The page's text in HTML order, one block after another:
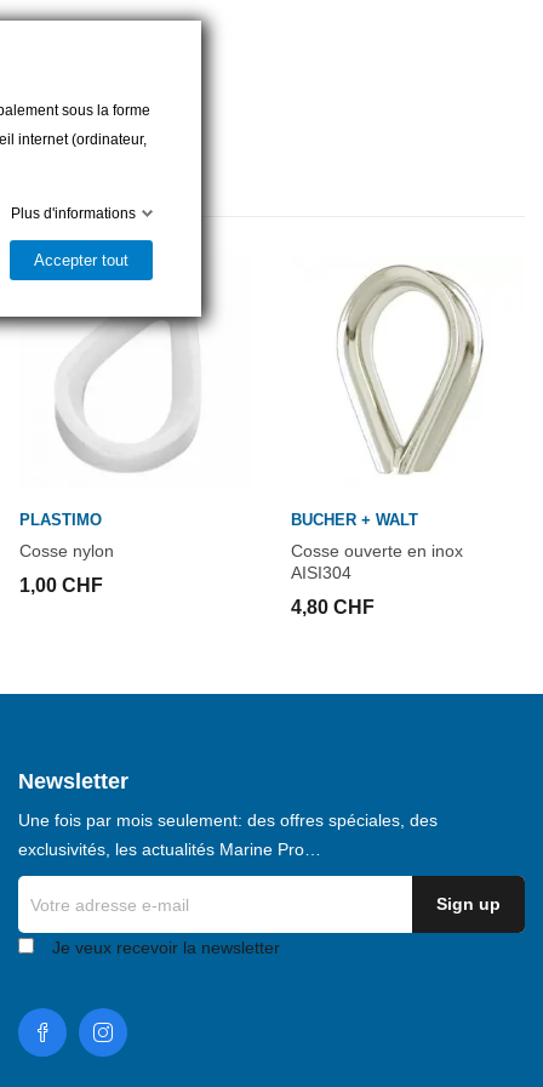
PLASTIMO
Cosse nylon
1,00 CHF
BUCHER + WALT
Cosse ouverte en inox
AISI304
4,80 CHF
Newsletter
Une fois par mois seulement: des offres spéciales, des
exclusivités, les actualités Marine Pro…
Je veux recevoir la newsletter
sous la forme
internet (ordinateur,
Plus d'informations
Accepter tout